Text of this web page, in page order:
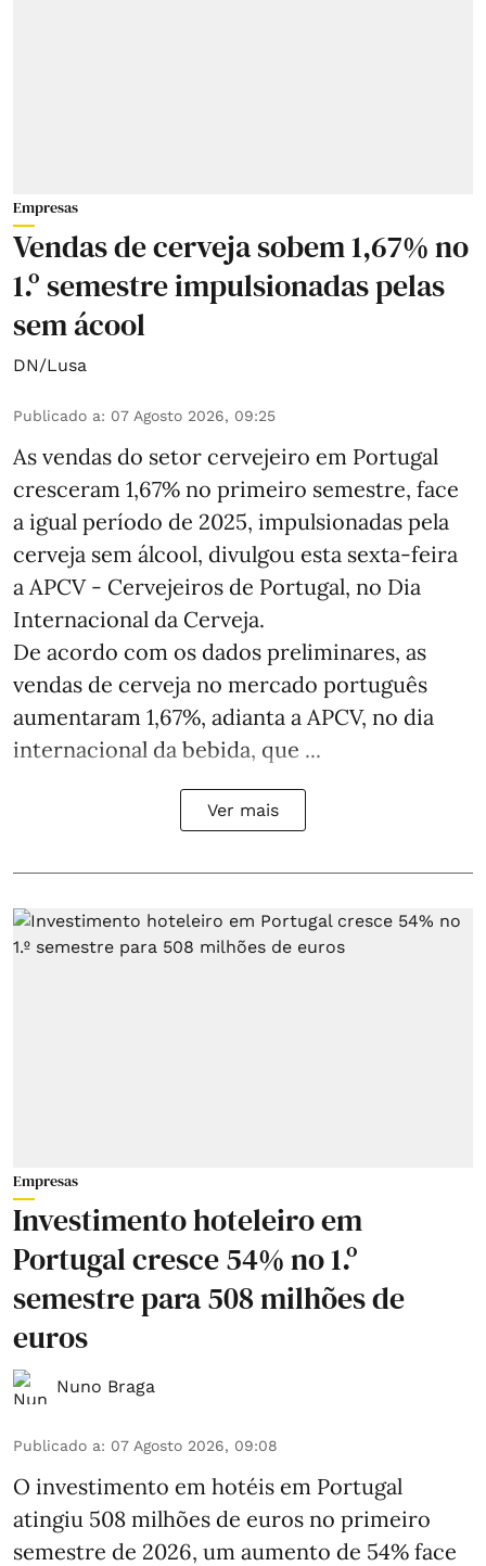
Empresas
Vendas de cerveja sobem 1,67% no
1.º semestre impulsionadas pelas
sem ácool
DN/Lusa
Publicado a: 07 Agosto 2026, 09:25
As vendas do setor cervejeiro em Portugal
cresceram 1,67% no primeiro semestre, face
a igual período de 2025, impulsionadas pela
cerveja sem álcool, divulgou esta sexta-feira
a APCV - Cervejeiros de Portugal, no Dia
Internacional da Cerveja.
De acordo com os dados preliminares, as
vendas de cerveja no mercado português
aumentaram 1,67%, adianta a APCV, no dia
internacional da bebida, que ...
Ver mais
Empresas
Investimento hoteleiro em
Portugal cresce 54% no 1.º
semestre para 508 milhões de
euros
Nuno Braga
Publicado a: 07 Agosto 2026, 09:08
O investimento em hotéis em Portugal
atingiu 508 milhões de euros no primeiro
semestre de 2026, um aumento de 54% face